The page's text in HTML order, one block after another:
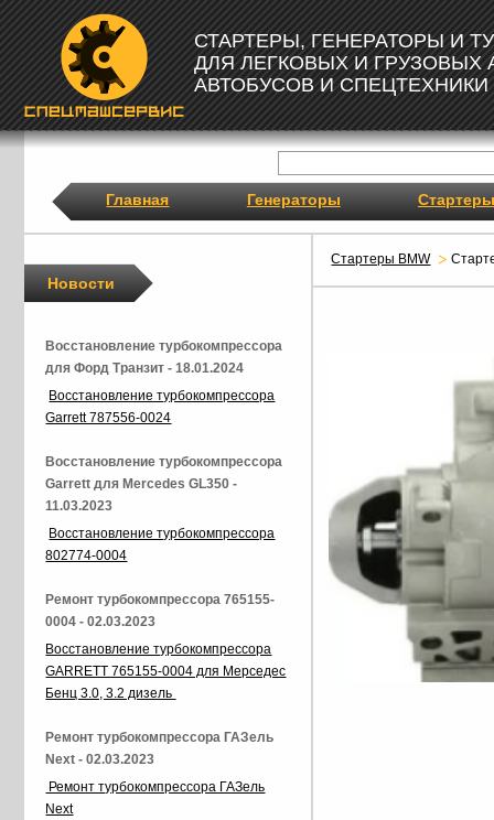
СТАРТЕРЫ, ГЕНЕРАТОРЫ И
ДЛЯ ЛЕГКОВЫХ И ГРУЗОВЫХ
АВТОБУСОВ И СПЕЦТЕХНИКИ
Главная Генераторы Стартеры
Стартеры BMW
Новости
Восстановление турбокомпрессора
для Форд Транзит - 18.01.2024
Восстановление турбокомпрессора
Garrett 787556-0024
Восстановление турбокомпрессора
Garrett для Mercedes GL350 -
11.03.2023
Восстановление турбокомпрессора
802774-0004
Ремонт турбокомпрессора 765155-
0004 - 02.03.2023
Восстановление турбокомпрессора
GARRETT 765155-0004 для Мерседес
Бенц 3.0, 3.2 дизель
Ремонт турбокомпрессора ГАЗель
Next - 02.03.2023
Ремонт турбокомпрессора ГАЗель
Next